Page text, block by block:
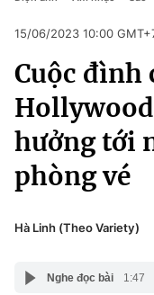
Chuyên mục
Chính trị
Xã hội
Pháp luật
Kinh tế
Thể thao
Truyền hình
Văn hóa - Giải
Y tế
Đời sống
Giáo dục
15/06/2023 10:00
Cuộc đình
hưởng tới
phòng vé
Hà Linh (Theo Variety)
Nghe đọc bài 1:47